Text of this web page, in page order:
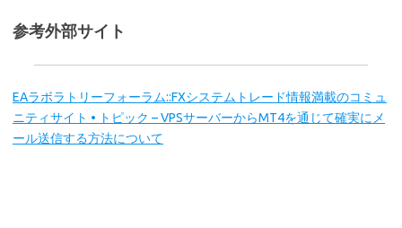
参考外部サイト
EAラボラトリーフォーラム::FXシステムトレード情報満載のコミュ
ニティサイト • トピック – VPSサーバーからMT4を通じて確実にメ
ール送信する方法について